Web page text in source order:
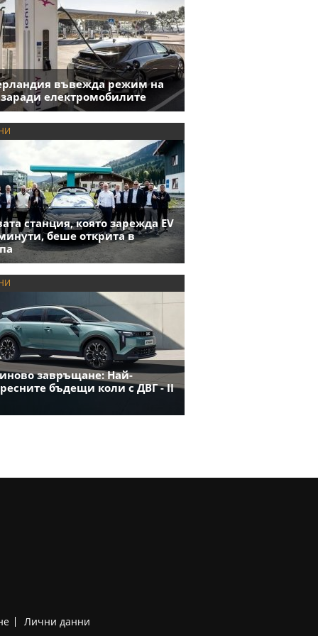
въвежда режим на
заради електромобилите
станция, която зарежда EV
беше открита в
завръщане: Най-
бъдещи коли с ДВГ - II
Лични данни